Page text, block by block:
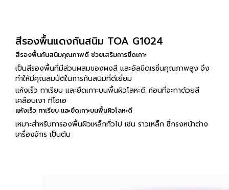
สีรองพื้นแดงกันสนิม TOA G1024
สีรองพื้นกันสนิมคุณภาพดี ช่วยเสริมการยึดเกาะ
เป็นสีรองพื้นที่มีส่วนผสมของผงสี และอัลขีดเรซิ่นคุณภาพสูง จึง
ทำให้มีคุณสมบัติในการกันสนิมที่ดีเยี่ยม
แห้งเร็ว ทาเรียบ และยึดเกาะบนพื้นผิวโลหะดี ก่อนที่จะทาด้วยสี
เคลือบเงา ทีโอเอ
แห้งเร็ว ทาเรียบ และยึดเกาะบนพื้นผิวโลหะดี
เหมาะสำหรับทารองพื้นผิวเหล็กทั่วไป เช่น ราวเหล็ก ซี่กรงหน้าต่าง
เครื่องจักร เป็นต้น